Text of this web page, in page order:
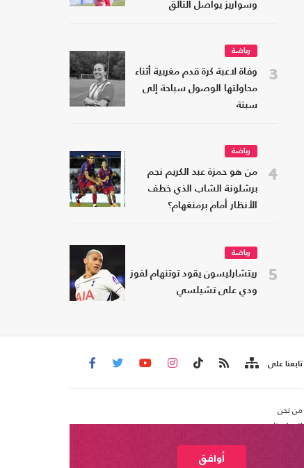
وسواريز يواصل التألق
3
رياضة
وفاة لاعبة كرة قدم مغربية أثناء
محاولتها الوصول سباحة إلى
سبتة
4
رياضة
من هو حمزة عبد الكريم نجم
برشلونة الشاب الذي خطف
الأنظار أمام برمنغهام؟
5
رياضة
ريتشارليسون يقود توتنهام لفوز
ودي على تشيلسي
تابعنا على
من نحن
اتصل بنا
أوافق